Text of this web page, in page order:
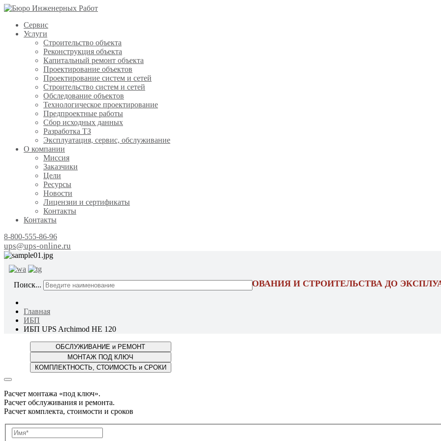
Сервис
Услуги
Строительство объекта
Реконструкция объекта
Капитальный ремонт объекта
Проектирование объектов
Проектирование систем и сетей
Строительство систем и сетей
Обследование объектов
Технологическое проектирование
Предпроектные работы
Сбор исходных данных
Разработка ТЗ
Эксплуатация, сервис, обслуживание
О компании
Миссия
Заказчики
Цели
Ресурсы
Новости
Лицензии и сертификаты
Контакты
Контакты
8-800-555-86-96
ups@ups-online.ru
ОТ ПРОЕКТИРОВАНИЯ И СТРОИТЕЛЬСТВА ДО
Поиск...
Главная
ИБП
ИБП UPS Archimod HE 120
Расчет монтажа «под ключ».
Расчет обслуживания и ремонта.
Расчет комплекта, стоимости и сроков